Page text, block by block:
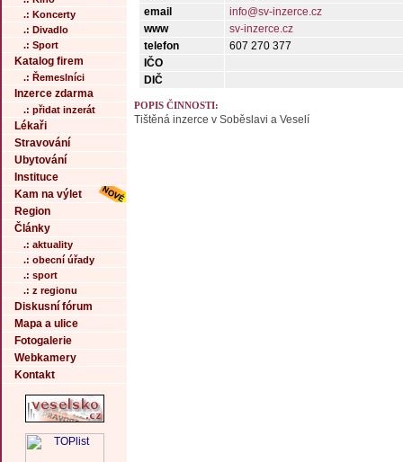
.: Koncerty
.: Divadlo
.: Sport
Katalog firem
.: Řemeslníci
Inzerce zdarma
.: přidat inzerát
Lékaři
Stravování
Ubytování
Instituce
Kam na výlet
Region
Články
.: aktuality
.: obecní úřady
.: sport
.: z regionu
Diskusní fórum
Mapa a ulice
Fotogalerie
Webkamery
Kontakt
email
info@sv-inzerce.cz
www
sv-inzerce.cz
telefon
607 270 377
IČO
DIČ
POPIS ČINNOSTI:
Tištěná inzerce v Soběslavi a Veselí